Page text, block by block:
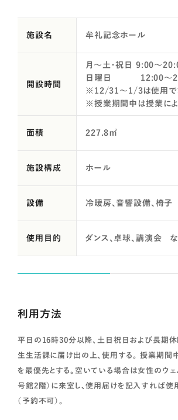
施設名 牟礼記念ホール
開設時間
月～土・祝日 9:00～
日曜日 12:00～
※12/31～1/3は使用で
※授業期間中は授業に
面積 227.8㎡
施設構成 ホール
設備 冷暖房、音響設備、椅子
使用目的 ダンス、卓球、講演会
利用方法
平日の16時30分以降、土日祝日および長期休
生生活課に届け出の上、使用する。 授業期間
を最優先とする。空いている場合は女性のウ
号館2階）に来室し、使用届けを記入すれば使
（予約不可）。